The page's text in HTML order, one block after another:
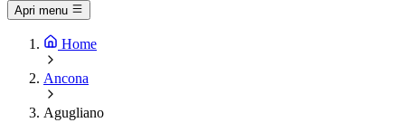
Apri menu
Home
Ancona
Agugliano